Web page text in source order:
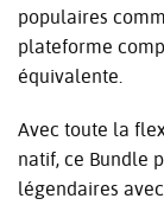
populaires
plateforme
équivalente.
Avec toute la
natif, ce Bundle
légendaires